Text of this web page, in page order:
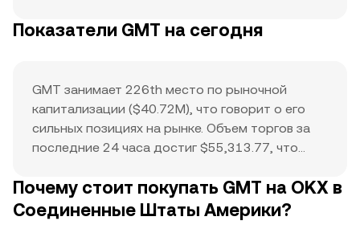
Показатели GMT на сегодня
GMT занимает 226th место по рыночной
капитализации ($40.72M), что говорит о его
сильных позициях на рынке. Объем торгов за
последние 24 часа достиг $55,313.77, что
продавцов. Исторический максимум $4.4
служит ориентиром для текущего движения
цены и потенциального роста. Сочетание
Почему стоит покупать GMT на OKX в
Соединенные Штаты Америки?